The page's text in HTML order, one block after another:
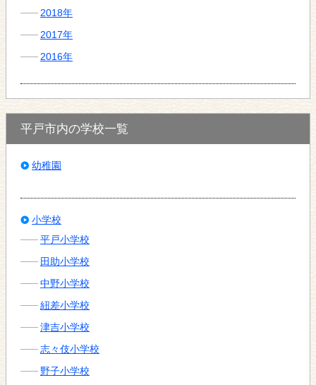
2018年
2017年
2016年
平戸市内の学校一覧
幼稚園
小学校
平戸小学校
田助小学校
中野小学校
紐差小学校
津吉小学校
志々伎小学校
野子小学校